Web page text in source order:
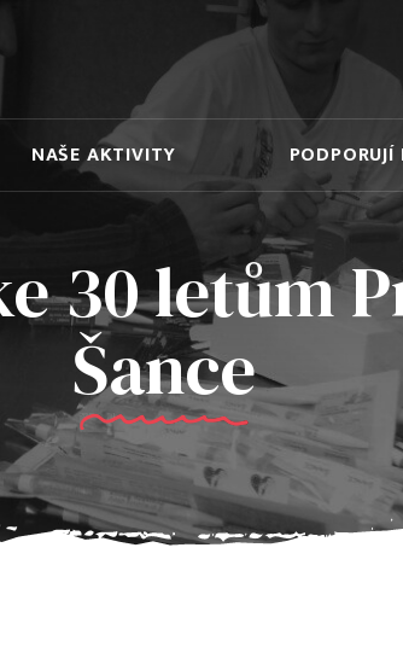
NAŠE AKTIVITY PODPORUJÍ
30 letům
Šance